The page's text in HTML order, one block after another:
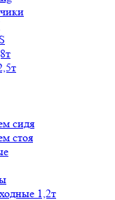
сидя
стоя
1,2т